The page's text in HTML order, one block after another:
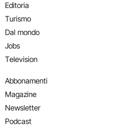
Editoria
Turismo
Dal mondo
Jobs
Television
Abbonamenti
Magazine
Newsletter
Podcast